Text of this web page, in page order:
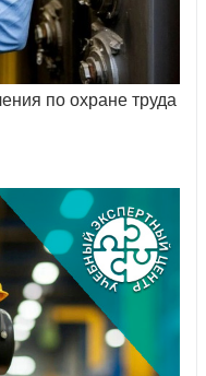
по охране труда